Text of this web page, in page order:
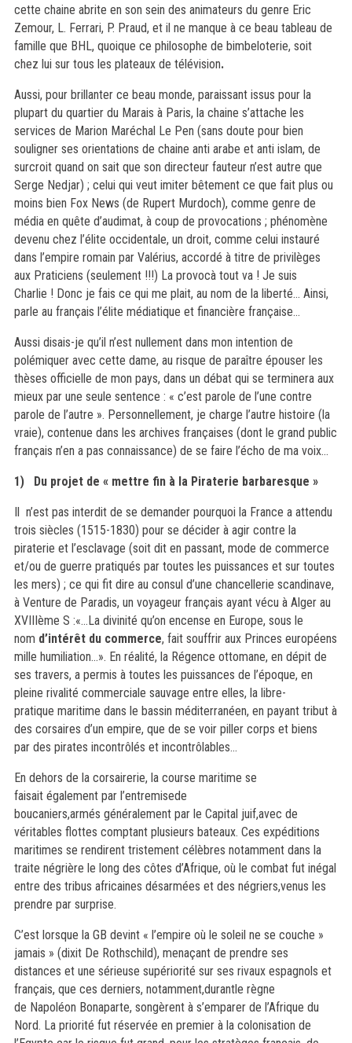
cette chaine abrite en son sein des animateurs du genre Eric
Zemour, L. Ferrari, P. Praud, et il ne manque à ce beau tableau de
famille que BHL, quoique ce philosophe de bimbeloterie, soit
chez lui sur tous les plateaux de télévision.
Aussi, pour brillanter ce beau monde, paraissant issus pour la
plupart du quartier du Marais à Paris, la chaine s’attache les
services de Marion Maréchal Le Pen (sans doute pour bien
souligner ses orientations de chaine anti arabe et anti islam, de
surcroit quand on sait que son directeur fauteur n’est autre que
Serge Nedjar) ; celui qui veut imiter bêtement ce que fait plus ou
moins bien Fox News (de Rupert Murdoch), comme genre de
média en quête d’audimat, à coup de provocations ; phénomène
devenu chez l’élite occidentale, un droit, comme celui instauré
dans l’empire romain par Valérius, accordé à titre de privilèges
aux Praticiens (seulement !!!) La provocà tout va ! Je suis
Charlie ! Donc je fais ce qui me plait, au nom de la liberté… Ainsi,
parle au français l’élite médiatique et financière française…
Aussi disais-je qu’il n’est nullement dans mon intention de
polémiquer avec cette dame, au risque de paraître épouser les
thèses officielle de mon pays, dans un débat qui se terminera aux
mieux par une seule sentence : « c’est parole de l’une contre
parole de l’autre ». Personnellement, je charge l’autre histoire (la
vraie), contenue dans les archives françaises (dont le grand public
français n’en a pas connaissance) de se faire l’écho de ma voix...
1) Du projet de « mettre fin à la Piraterie barbaresque »
Il n’est pas interdit de se demander pourquoi la France a attendu
trois siècles (1515-1830) pour se décider à agir contre la
piraterie et l’esclavage (soit dit en passant, mode de commerce
et/ou de guerre pratiqués par toutes les puissances et sur toutes
les mers) ; ce qui fit dire au consul d’une chancellerie scandinave,
à Venture de Paradis, un voyageur français ayant vécu à Alger au
XVIIIème S :«…La divinité qu’on encense en Europe, sous le
nom d’intérêt du commerce, fait souffrir aux Princes européens
mille humiliation…». En réalité, la Régence ottomane, en dépit de
ses travers, a permis à toutes les puissances de l’époque, en
pleine rivalité commerciale sauvage entre elles, la libre-
pratique maritime dans le bassin méditerranéen, en payant tribut à
des corsaires d’un empire, que de se voir piller corps et biens
par des pirates incontrôlés et incontrôlables…
En dehors de la corsairerie, la course maritime se
faisait également par l’entremisede
boucaniers,armés généralement par le Capital juif,avec de
véritables flottes comptant plusieurs bateaux. Ces expéditions
maritimes se rendirent tristement célèbres notamment dans la
traite négrière le long des côtes d’Afrique, où le combat fut inégal
entre des tribus africaines désarmées et des négriers,venus les
prendre par surprise.
C’est lorsque la GB devint « l’empire où le soleil ne se couche »
jamais » (dixit De Rothschild), menaçant de prendre ses
distances et une sérieuse supériorité sur ses rivaux espagnols et
français, que ces derniers, notamment,durantle règne
de Napoléon Bonaparte, songèrent à s’emparer de l’Afrique du
Nord. La priorité fut réservée en premier à la colonisation de